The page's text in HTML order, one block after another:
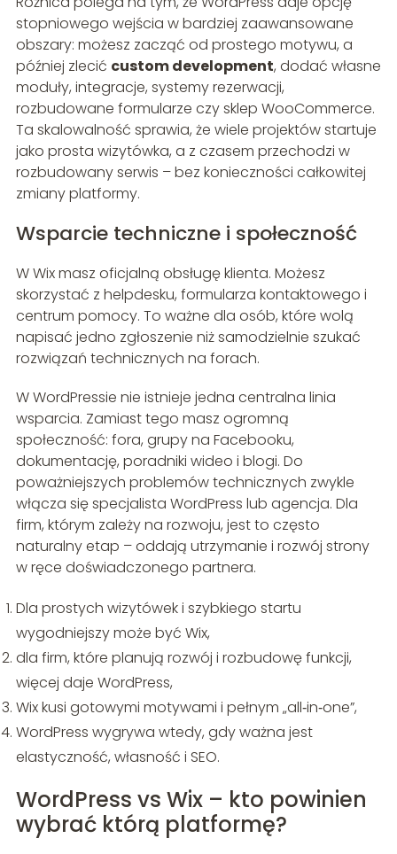
stopniowego wejścia w bardziej zaawansowane
obszary: możesz zacząć od prostego motywu, a
później zlecić custom development, dodać własne
moduły, integracje, systemy rezerwacji,
rozbudowane formularze czy sklep WooCommerce.
Ta skalowalność sprawia, że wiele projektów startuje
jako prosta wizytówka, a z czasem przechodzi w
rozbudowany serwis – bez konieczności całkowitej
zmiany platformy.
Wsparcie techniczne i społeczność
W Wix masz oficjalną obsługę klienta. Możesz
skorzystać z helpdesku, formularza kontaktowego i
centrum pomocy. To ważne dla osób, które wolą
napisać jedno zgłoszenie niż samodzielnie szukać
rozwiązań technicznych na forach.
W WordPressie nie istnieje jedna centralna linia
wsparcia. Zamiast tego masz ogromną
społeczność: fora, grupy na Facebooku,
dokumentację, poradniki wideo i blogi. Do
poważniejszych problemów technicznych zwykle
włącza się specjalista WordPress lub agencja. Dla
firm, którym zależy na rozwoju, jest to często
naturalny etap – oddają utrzymanie i rozwój strony
w ręce doświadczonego partnera.
Dla prostych wizytówek i szybkiego startu
wygodniejszy może być Wix,
dla firm, które planują rozwój i rozbudowę funkcji,
więcej daje WordPress,
Wix kusi gotowymi motywami i pełnym „all‑in‑one”,
WordPress wygrywa wtedy, gdy ważna jest
elastyczność, własność i SEO.
WordPress vs Wix – kto powinien
wybrać którą platformę?